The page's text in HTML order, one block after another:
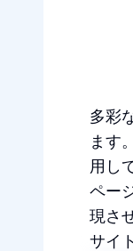
多彩
ます
用し
ペー
現さ
サイ